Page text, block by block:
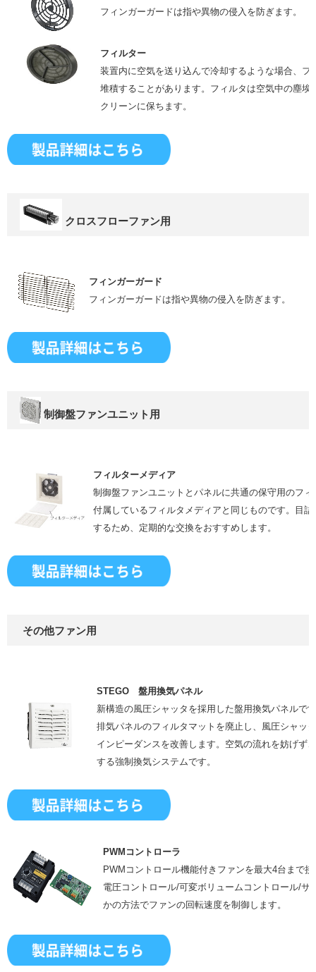
フィンガーガードは指や異物の侵入を防ぎます。
フィルター
装置内に空気を送り込んで冷却するような場合、フ
堆積することがあります。フィルタは空気中の塵埃
クリーンに保ちます。
クロスフローファン用
フィンガーガード
フィンガーガードは指や異物の侵入を防ぎます。
制御盤ファンユニット用
フィルターメディア
制御盤ファンユニットとパネルに共通の保守用のフ
付属しているフィルタメディアと同じものです。目
するため、定期的な交換をおすすめします。
その他ファン用
STEGO 盤用換気パネル
新構造の風圧シャッタを採用した盤用換気パネルで
排気パネルのフィルタマットを廃止し、風圧シャッ
インピーダンスを改善します。空気の流れを妨げず
する強制換気システムです。
PWMコントローラ
PWMコントロール機能付きファンを最大4台まで
電圧コントロール/可変ボリュームコントロール/サ
かの方法でファンの回転速度を制御します。